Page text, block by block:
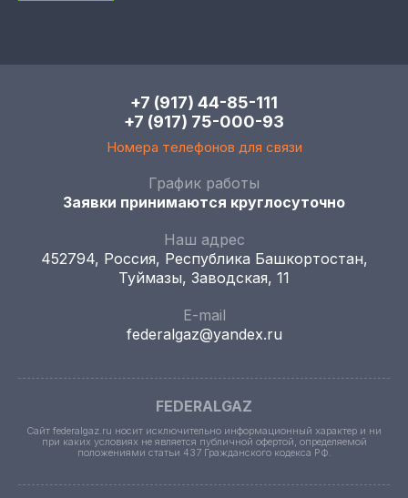
+7 (917) 44-85-111
+7 (917) 75-000-93
Номера телефонов для связи
График работы
Заявки принимаются круглосуточно
Наш адрес
452794, Россия, Республика Башкортостан,
Туймазы, Заводская, 11
E-mail
federalgaz@yandex.ru
FEDERALGAZ
Сайт federalgaz.ru носит исключительно информационный характер и ни
при каких условиях не является публичной офертой, определяемой
положениями статьи 437 Гражданского кодекса РФ.